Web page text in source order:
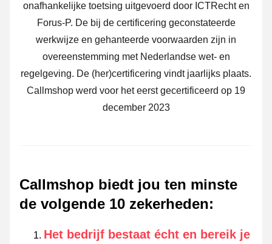
onafhankelijke toetsing uitgevoerd door ICTRecht en
Forus-P. De bij de certificering geconstateerde
werkwijze en gehanteerde voorwaarden zijn in
overeenstemming met Nederlandse wet- en
regelgeving. De (her)certificering vindt jaarlijks plaats.
Callmshop werd voor het eerst gecertificeerd op 19
december 2023
Callmshop biedt jou ten minste
de volgende 10 zekerheden:
Het bedrijf bestaat écht en bereik je